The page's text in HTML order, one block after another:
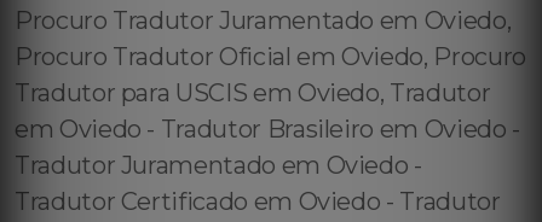
Procuro Tradutor Juramentado em Oviedo,
Procuro Tradutor Oficial em Oviedo, Procuro
Tradutor para USCIS em Oviedo, Tradutor
em Oviedo - Tradutor Brasileiro em Oviedo -
Tradutor Juramentado em Oviedo -
Tradutor Certificado em Oviedo - Tradutor